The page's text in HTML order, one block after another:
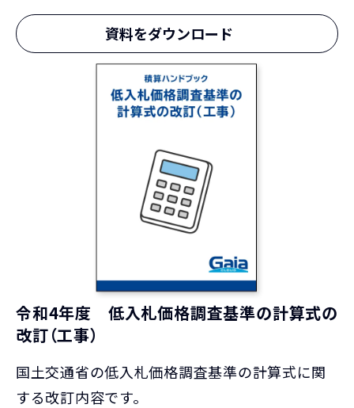
資料をダウンロード
令和4年度 低入札価格調査基準の計算式の
改訂（工事）
国土交通省の低入札価格調査基準の計算式に関
する改訂内容です。